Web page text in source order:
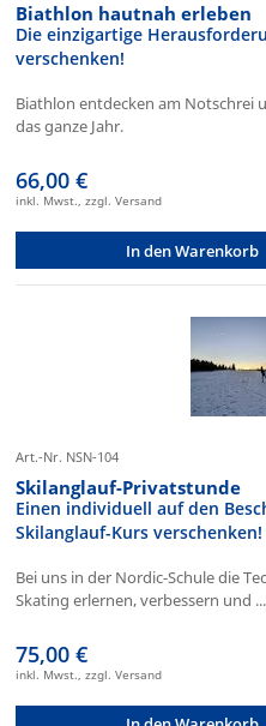
Biathlon hautnah erleben
Die einzigartige
verschenken!
Biathlon entdecken am Notschrei
das ganze Jahr.
66,00 €
inkl. Mwst., zzgl. Versand
In den Warenkorb
Art.-Nr. NSN-104
Skilanglauf-Privatstunde
Einen individuell auf den
Skilanglauf-Kurs verschenken!
Bei uns in der Nordic-Schule die
Skating erlernen, verbessern und ...
75,00 €
inkl. Mwst., zzgl. Versand